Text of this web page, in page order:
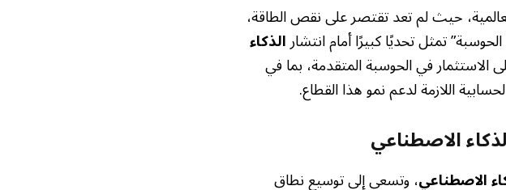
حيث لم تعد تقتصر على نقص الطاقة،
تمثل تحديًا كبيرًا أمام انتشارالذكاء
الاستثمار في الحوسبة المتقدمة، بما في
اللازمة لدعم نمو هذا القطاع.
الاصطناعي
الاصطناعي، وتسعى إلى توسيع نطاق